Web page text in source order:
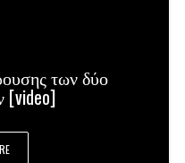
των δύο
[video]